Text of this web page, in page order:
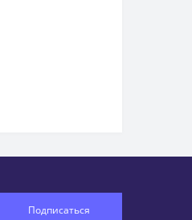
Подписаться